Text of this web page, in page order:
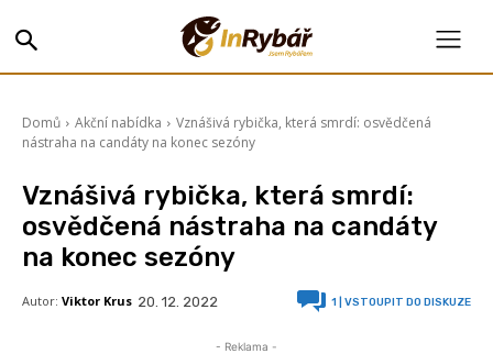
Domů Akční nabídka
Vznášivá rybička, která smrdí: osvědčená
nástraha na candáty na konec sezóny
Vznášivá rybička, která smrdí:
osvědčená nástraha na candáty
na konec sezóny
Autor: Viktor Krus 20. 12. 2022 1 | VSTOUPIT DO DISKUZE
- Reklama -